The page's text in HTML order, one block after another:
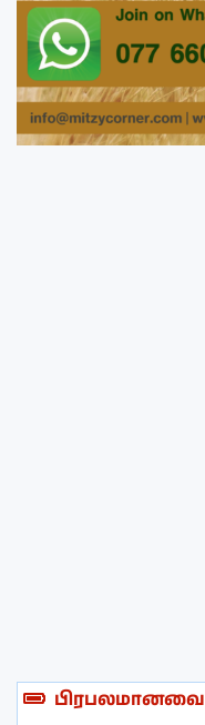
பிரபலமானவை